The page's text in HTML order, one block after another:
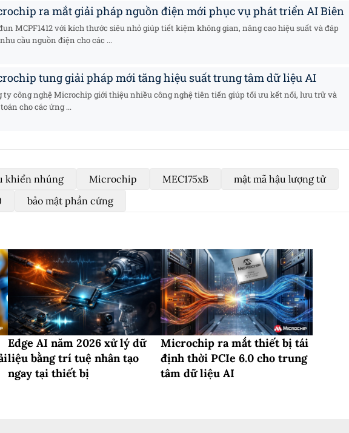
ra mắt giải pháp nguồn điện mới phục vụ phát triển AI Biên
MCPF1412 với kích thước siêu nhỏ giúp tiết kiệm không gian, nâng cao hiệu suất và đáp
cầu nguồn điện cho các ...
tung giải pháp mới tăng hiệu suất trung tâm dữ liệu AI
ty công nghệ Microchip giới thiệu nhiều công nghệ tiên tiến giúp tối ưu kết nối, lưu trữ và
cho các ứng ...
khiển nhúng Microchip MEC175xB
mật mã hậu lượng tử
bảo mật phần cứng
Edge AI năm 2026 xử lý dữ
liệu bằng trí tuệ nhân tạo
ngay tại thiết bị
Microchip ra mắt thiết bị tái
định thời PCIe 6.0 cho trung
tâm dữ liệu AI